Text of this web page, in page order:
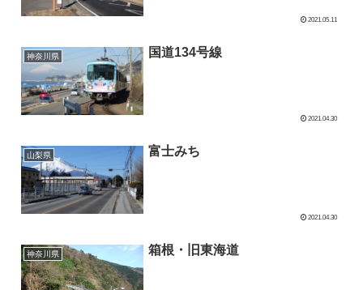
2021.05.11
神奈川県 国道134号線
2021.04.30
山梨県 富士みち
2021.04.30
神奈川県 箱根・旧東海道